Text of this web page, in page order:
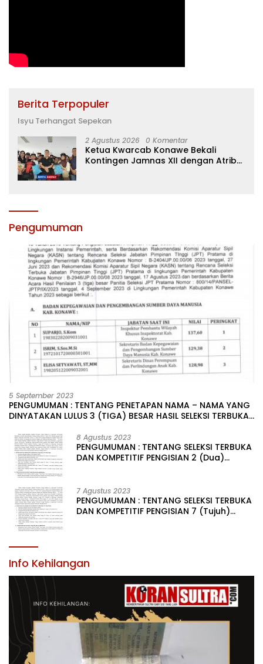
Berita Terpopuler
Isyu Terhangat Sepekan
2 Agustus 2026 0 Komentar
Ketua Kwarcab Konawe Bekali
Kontingen Jamnas XII dengan Atribut
Pengumuman
5 September 2023
PENGUMUMAN : TENTANG PENETAPAN NAMA – NAMA YANG
DINYATAKAN LULUS 3 (TIGA) BESAR HASIL SELEKSI TERBUKA
LINGKUNGAN PEMERINTAH DAERAH KABUPATEN KONAWE
8 Agustus 2023
PENGUMUMAN : TENTANG SELEKSI TERBUKA
DAN KOMPETITIF PENGISIAN 2 (Dua)
KABUPATEN KONAWE
7 Agustus 2023
PENGUMUMAN : TENTANG SELEKSI TERBUKA
DAN KOMPETITIF PENGISIAN 7 (Tujuh)
Info Kehilangan